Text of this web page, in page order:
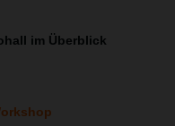
im Überblick